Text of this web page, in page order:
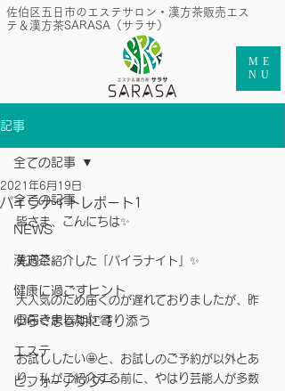
​佐伯区五日市のエステサロン・漢方茶販売エス
テ＆漢方茶SARASA（サラサ）
ME
NU
記事
全ての記事
NEWS
漢方茶
健康に過ごすヒント
ゆらぐ思春期に寄り添う
エステ
ビフォーアフター
全ての記事
パイラナイトレポート1
2021年6月19日
皆さま、こんにちは✨
先週ご紹介した「パイラナイト」✨
大人気のため届くのが遅れておりましたが、昨
日届きました👍✨❗️
お試ししたい🤩と、お試しのご予約が以外とあ
り、私がご紹介する前に、やはり芸能人が多数